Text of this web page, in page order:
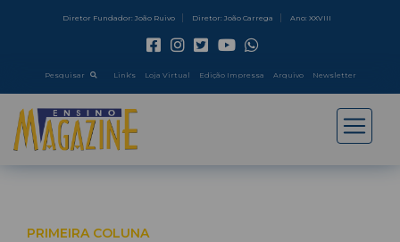
Diretor Fundador: João Ruivo Diretor: João Carrega Ano: XXVIII
Pesquisar Link's Loja Virtual Edição Impressa Arquivo Newsletter
PRIMEIRA COLUNA